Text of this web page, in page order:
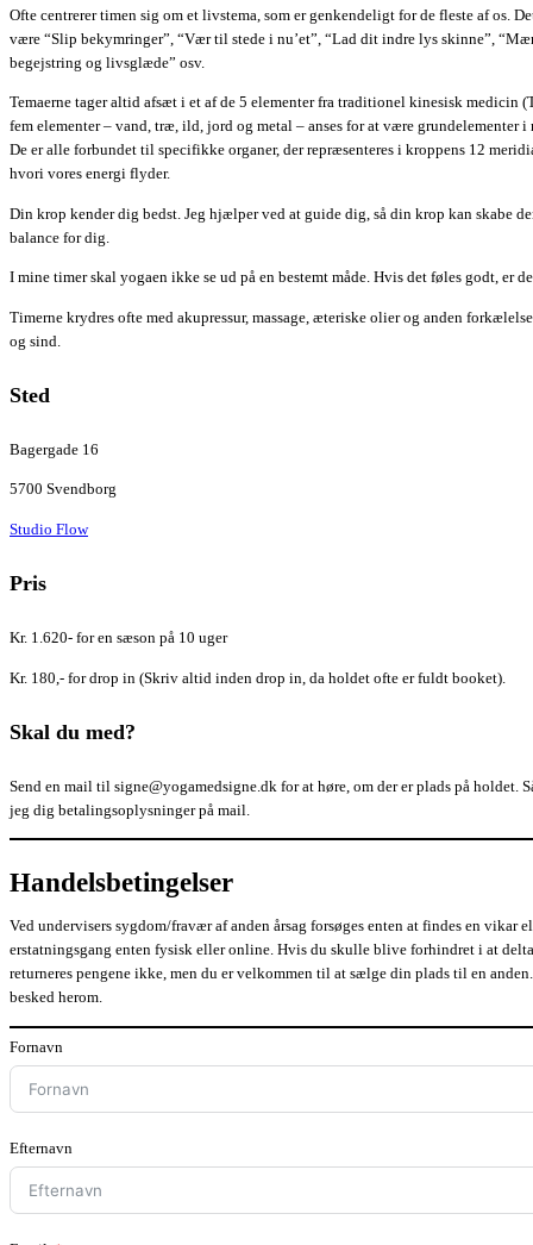
Ofte centrerer timen sig om et livstema, som er genkendeligt for de fleste af os.
være “Slip bekymringer”, “Vær til stede i nu’et”, “Lad dit indre lys skinne”,
begejstring og livsglæde” osv.
Temaerne tager altid afsæt i et af de 5 elementer fra traditionel kinesisk medicin
fem elementer – vand, træ, ild, jord og metal – anses for at være grundelementer i
De er alle forbundet til specifikke organer, der repræsenteres i kroppens 12
hvori vores energi flyder.
Din krop kender dig bedst. Jeg hjælper ved at guide dig, så din krop kan skabe
balance for dig.
I mine timer skal yogaen ikke se ud på en bestemt måde. Hvis det føles godt, er
Timerne krydres ofte med akupressur, massage, æteriske olier og anden
og sind.
Sted
Bagergade 16
5700 Svendborg
Studio Flow
Pris
Kr. 1.620- for en sæson på 10 uger
Kr. 180,- for drop in (Skriv altid inden drop in, da holdet ofte er fuldt booket).
Skal du med?
Send en mail til signe@yogamedsigne.dk for at høre, om der er plads på holdet.
jeg dig betalingsoplysninger på mail.
Handelsbetingelser
Ved undervisers sygdom/fravær af anden årsag forsøges enten at findes en vikar
erstatningsgang enten fysisk eller online. Hvis du skulle blive forhindret i at
returneres pengene ikke, men du er velkommen til at sælge din plads til en
besked herom.
Fornavn
Efternavn